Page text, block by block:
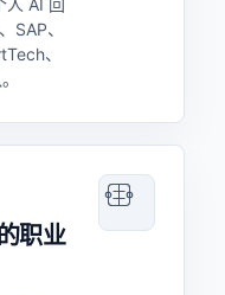
人 AI 回
SAP、
、
职业